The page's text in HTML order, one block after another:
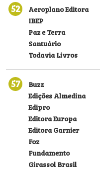
52
Aeroplano Editora
IBEP
Paz e Terra
Santuário
Todavia Livros
57
Buzz
Edições Almedina
Edipro
Editora Europa
Editora Garnier
Foz
Fundamento
Girassol Brasil